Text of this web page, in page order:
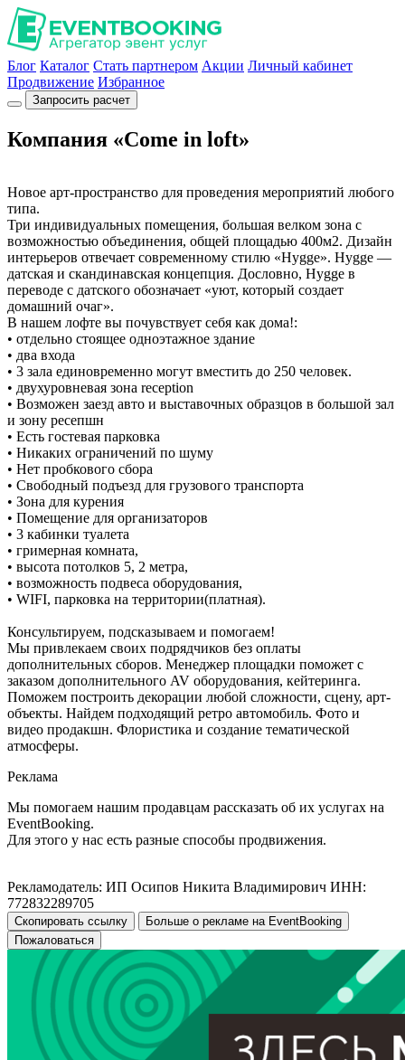
Блог Каталог Стать партнером Акции Личный кабинет
Продвижение Избранное
Запросить расчет
Компания «Come in loft»
Новое арт-пространство для проведения мероприятий любого
типа.
Три индивидуальных помещения, большая велком зона с
возможностью объединения, общей площадью 400м2. Дизайн
интерьеров отвечает современному стилю «Hygge». Hygge —
датская и скандинавская концепция. Дословно, Hygge в
переводе с датского обозначает «уют, который создает
домашний очаг».
В нашем лофте вы почувствует себя как дома!:
• отдельно стоящее одноэтажное здание
• два входа
• 3 зала единовременно могут вместить до 250 человек.
• двухуровневая зона reception
• Возможен заезд авто и выставочных образцов в большой зал
и зону ресепшн
• Есть гостевая парковка
• Никаких ограничений по шуму
• Нет пробкового сбора
• Свободный подъезд для грузового транспорта
• Зона для курения
• Помещение для организаторов
• 3 кабинки туалета
• гримерная комната,
• высота потолков 5, 2 метра,
• возможность подвеса оборудования,
• WIFI, парковка на территории(платная).
Консультируем, подсказываем и помогаем!
Мы привлекаем своих подрядчиков без оплаты
дополнительных сборов. Менеджер площадки поможет с
заказом дополнительного AV оборудования, кейтеринга.
Поможем построить декорации любой сложности, сцену, арт-
объекты. Найдем подходящий ретро автомобиль. Фото и
видео продакшн. Флористика и создание тематической
атмосферы.
Реклама
Мы помогаем нашим продавцам рассказать об их услугах на
EventBooking.
Для этого у нас есть разные способы продвижения.
Рекламодатель: ИП Осипов Никита Владимирович ИНН:
772832289705
Скопировать ссылку
Больше о рекламе на EventBooking
Пожаловаться